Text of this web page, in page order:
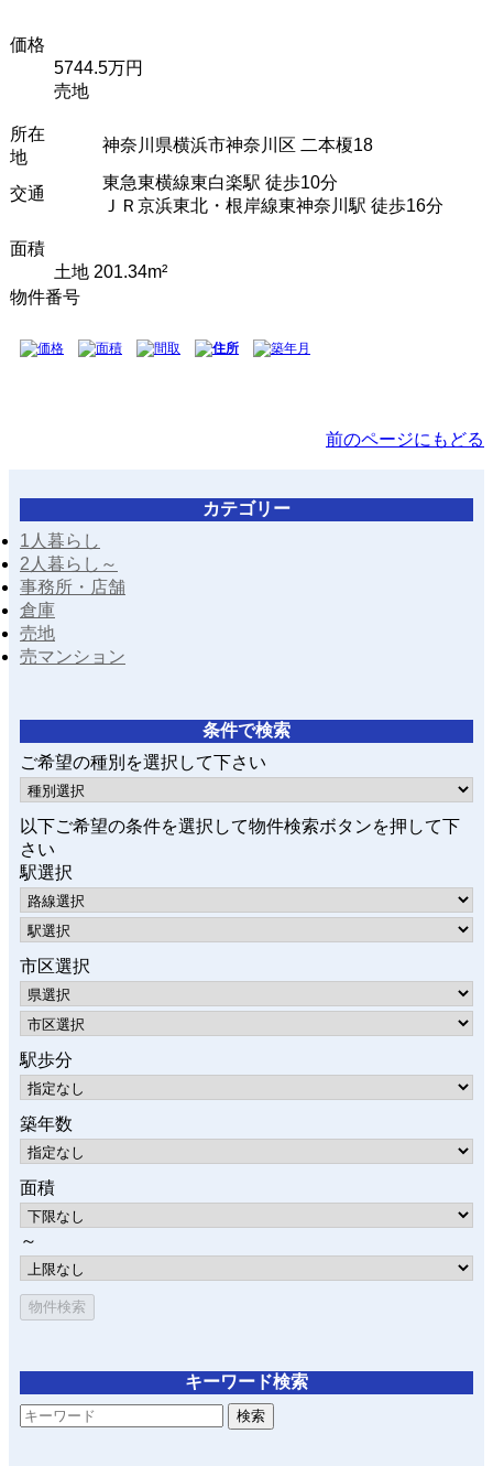
価格
5744.5万円
売地
所在
地
神奈川県横浜市神奈川区 二本榎18
交通
東急東横線東白楽駅 徒歩10分
ＪＲ京浜東北・根岸線東神奈川駅 徒歩16分
面積
土地 201.34m²
物件番号
価格 面積 間取 住所 築年月
前のページにもどる
カテゴリー
1人暮らし
2人暮らし～
事務所・店舗
倉庫
売地
売マンション
条件で検索
ご希望の種別を選択して下さい
以下ご希望の条件を選択して物件検索ボタンを押して下
さい
駅選択
市区選択
駅歩分
築年数
面積
～
キーワード検索